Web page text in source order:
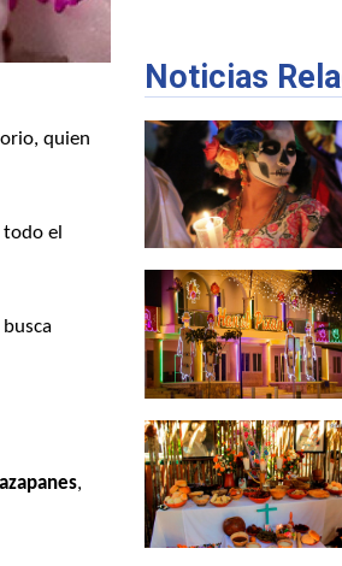
quien
el
,
Noticias